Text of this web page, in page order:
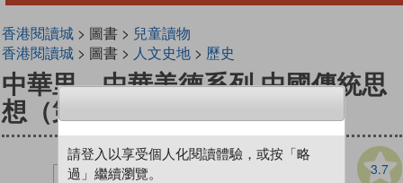
香港閱讀城> 圖書 > 兒童讀物
香港閱讀城> 圖書 > 人文史地> 歷史
中華里—中華美德系列 中國傳統思
想（第一冊）：尊師、孝親
3.7
請登入以享受個人化閱讀體驗，或按「略
過」繼續瀏覽。